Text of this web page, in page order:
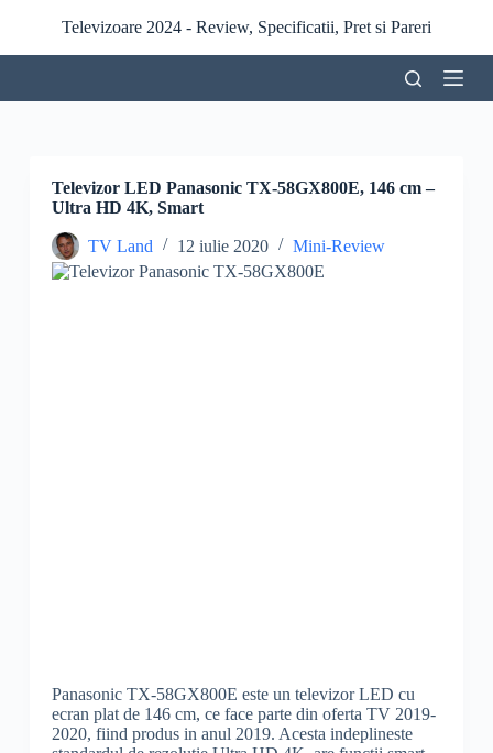
r
l
Televizoare 2024 - Review, Specificatii, Pret si Pareri
Televizor LED Panasonic TX-58GX800E, 146 cm –
Ultra HD 4K, Smart
TV Land 12 iulie 2020 Mini-Review
Panasonic TX-58GX800E este un televizor LED cu
ecran plat de 146 cm, ce face parte din oferta TV 2019-
2020, fiind produs in anul 2019. Acesta indeplineste